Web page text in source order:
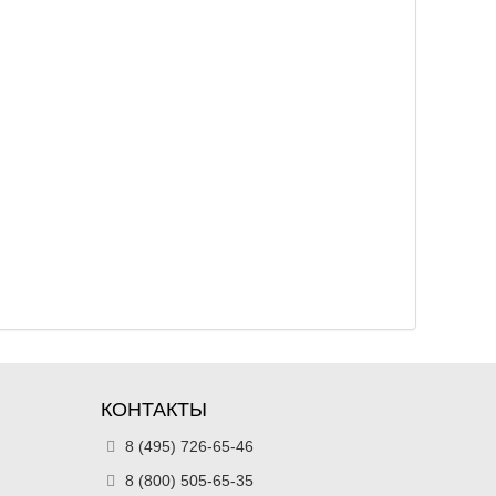
КОНТАКТЫ
8 (495) 726-65-46
8 (800) 505-65-35